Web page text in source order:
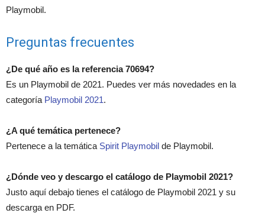
Playmobil.
Preguntas frecuentes
¿De qué año es la referencia 70694?
Es un Playmobil de 2021. Puedes ver más novedades en la
categoría Playmobil 2021.
¿A qué temática pertenece?
Pertenece a la temática Spirit Playmobil de Playmobil.
¿Dónde veo y descargo el catálogo de Playmobil 2021?
Justo aquí debajo tienes el catálogo de Playmobil 2021 y su
descarga en PDF.